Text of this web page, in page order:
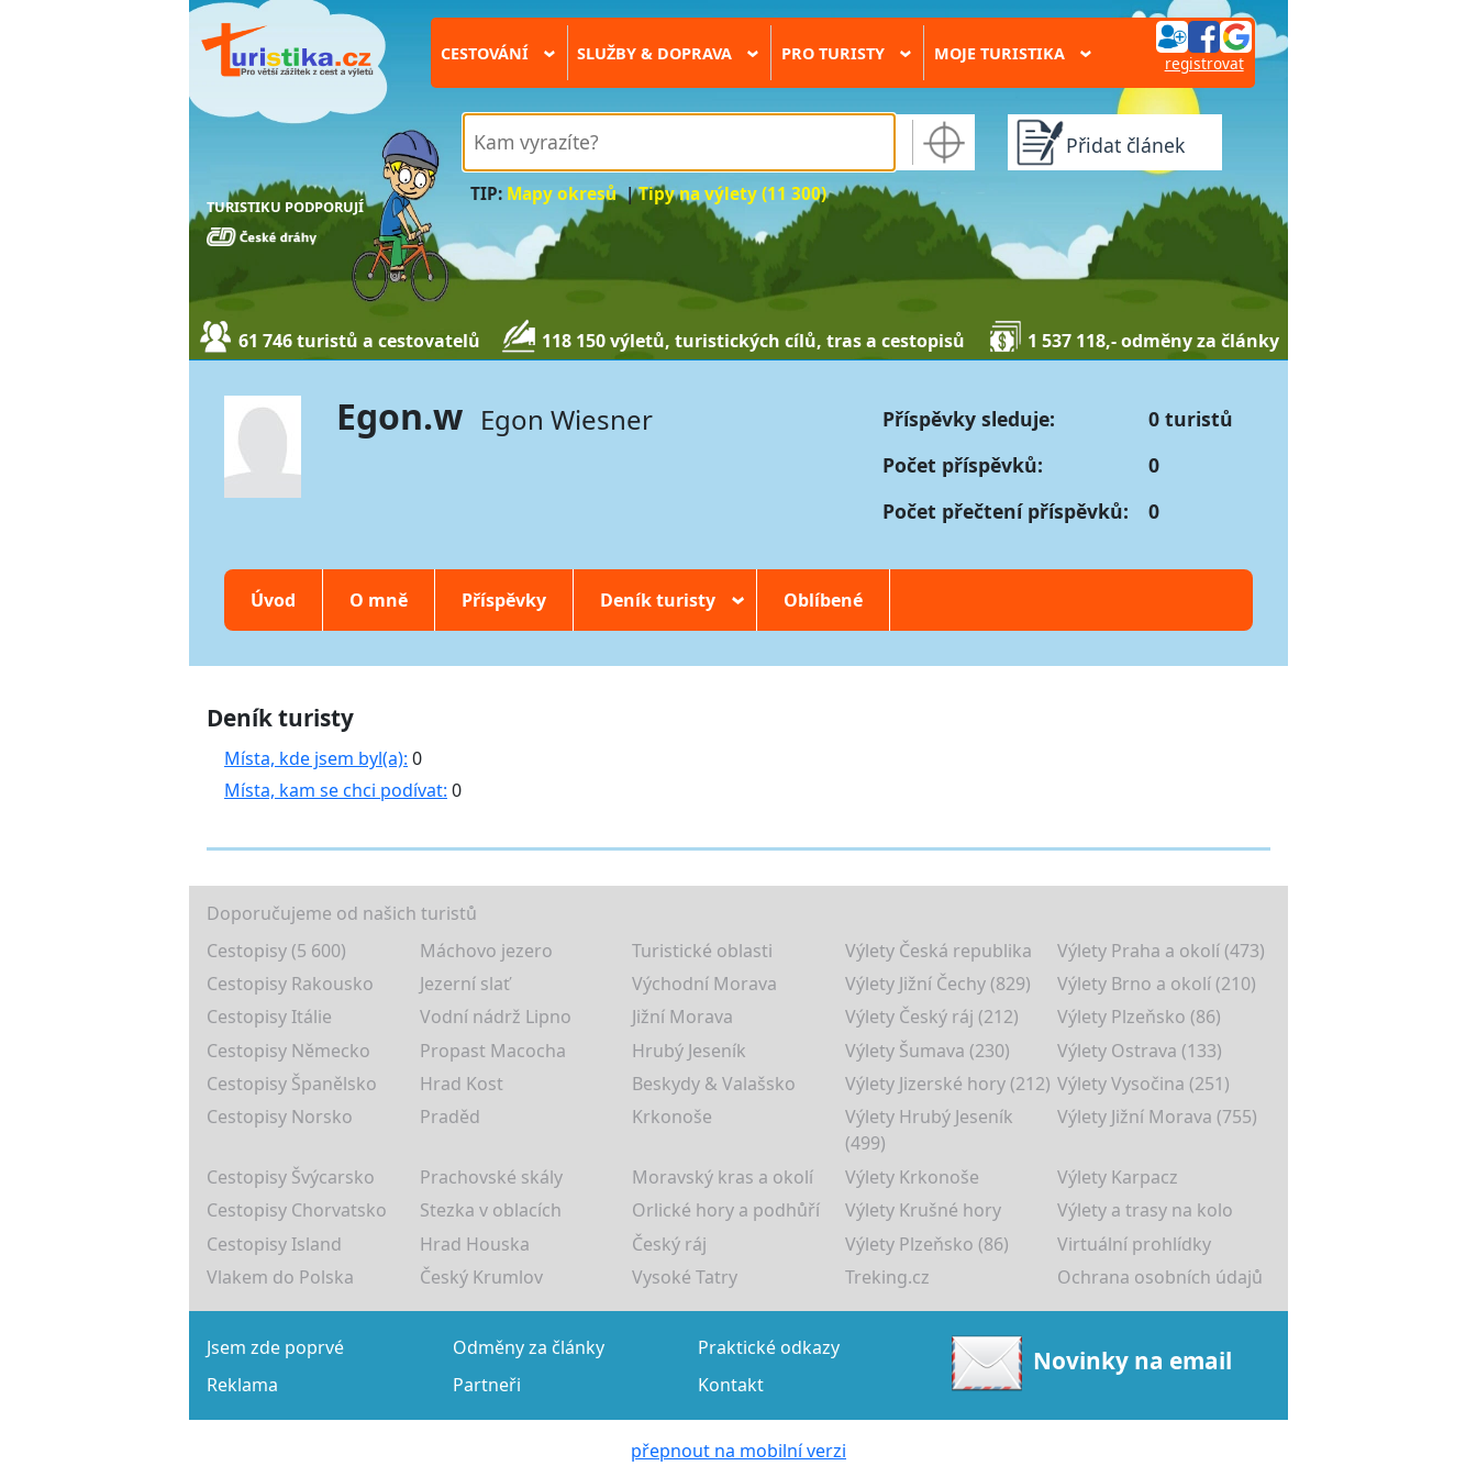
TURISTIKU PODPORUJÍ
CESTOVÁNÍ › SLUŽBY & DOPRAVA › PRO TURISTY › MOJE TURISTIKA › registrovat
TIP: Mapy okresů|Tipy na výlety (11 300)
Přidat článek
61 746 turistů a cestovatelů 118 150 výletů, turistických cílů, tras a cestopisů 1 537 118,- odměny za články
Egon.w Egon Wiesner Příspěvky sleduje:
0 turistů
Počet příspěvků:
0
Počet přečtení příspěvků:
0
Úvod O mně Příspěvky Deník turisty › Oblíbené
Deník turisty
Místa, kde jsem byl(a): 0
Místa, kam se chci podívat: 0
Doporučujeme od našich turistů
Cestopisy (5 600)
Máchovo jezero Turistické oblasti Výlety Česká republika
Výlety Praha a okolí (473)
Cestopisy Rakousko
Jezerní slať Východní Morava Výlety Jižní Čechy (829)
Výlety Brno a okolí (210)
Cestopisy Itálie
Vodní nádrž Lipno Jižní Morava Výlety Český ráj (212)
Výlety Plzeňsko (86)
Cestopisy Německo
Propast Macocha Hrubý Jeseník Výlety Šumava (230)
Výlety Ostrava (133)
Cestopisy Španělsko
Hrad Kost Beskydy & Valašsko Výlety Jizerské hory (212) Výlety Vysočina (251)
Cestopisy Norsko
Praděd Krkonoše
Výlety Hrubý Jeseník
(499)
Výlety Jižní Morava (755)
Cestopisy Švýcarsko Prachovské skály Moravský kras a okolí Výlety Krkonoše
Výlety Karpacz
Cestopisy Chorvatsko
Stezka v oblacích Orlické hory a podhůří Výlety Krušné hory
Výlety a trasy na kolo
Cestopisy Island
Hrad Houska Český ráj Výlety Plzeňsko (86)
Virtuální prohlídky
Vlakem do Polska
Český Krumlov Vysoké Tatry Treking.cz Ochrana osobních údajů
Jsem zde poprvé Odměny za články
Praktické odkazy
Reklama
Partneři Kontakt
Novinky na email
přepnout na mobilní verzi